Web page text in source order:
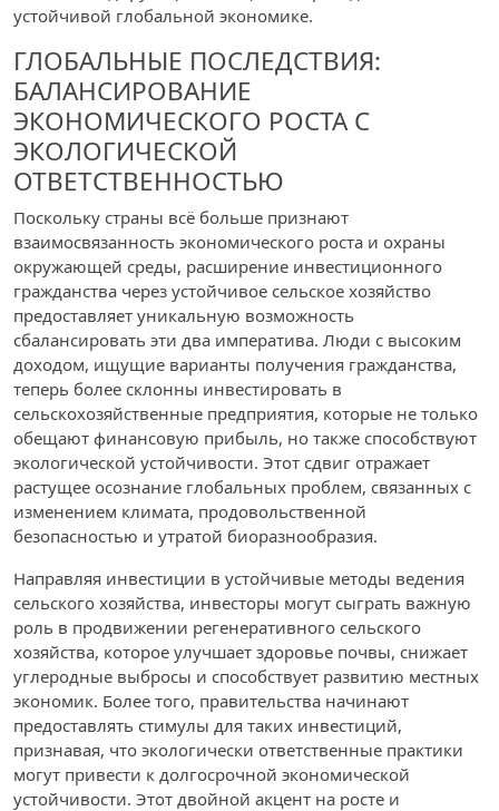
устойчивой глобальной экономике.
ГЛОБАЛЬНЫЕ ПОСЛЕДСТВИЯ:
БАЛАНСИРОВАНИЕ
ЭКОНОМИЧЕСКОГО РОСТА С
ЭКОЛОГИЧЕСКОЙ
ОТВЕТСТВЕННОСТЬЮ
Поскольку страны всё больше признают
взаимосвязанность экономического роста и охраны
окружающей среды, расширение инвестиционного
гражданства через устойчивое сельское хозяйство
предоставляет уникальную возможность
сбалансировать эти два императива. Люди с высоким
доходом, ищущие варианты получения гражданства,
теперь более склонны инвестировать в
сельскохозяйственные предприятия, которые не только
обещают финансовую прибыль, но также способствуют
экологической устойчивости. Этот сдвиг отражает
растущее осознание глобальных проблем, связанных с
изменением климата, продовольственной
безопасностью и утратой биоразнообразия.
Направляя инвестиции в устойчивые методы ведения
сельского хозяйства, инвесторы могут сыграть важную
роль в продвижении регенеративного сельского
хозяйства, которое улучшает здоровье почвы, снижает
углеродные выбросы и способствует развитию местных
экономик. Более того, правительства начинают
предоставлять стимулы для таких инвестиций,
признавая, что экологически ответственные практики
могут привести к долгосрочной экономической
устойчивости. Этот двойной акцент на росте и